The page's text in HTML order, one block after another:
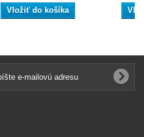
Vložiť do košíka